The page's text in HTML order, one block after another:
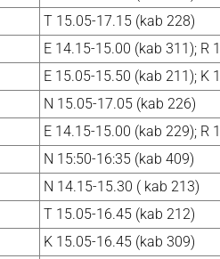
T 15.05-17.15 (kab 228)
E 14.15-15.00 (kab 311); R
E 15.05-15.50 (kab 211); K
N 15.05-17.05 (kab 226)
E 14.15-15.00 (kab 229); R
N 15:50-16:35 (kab 409)
N 14.15-15.30 ( kab 213)
T 15.05-16.45 (kab 212)
K 15.05-16.45 (kab 309)